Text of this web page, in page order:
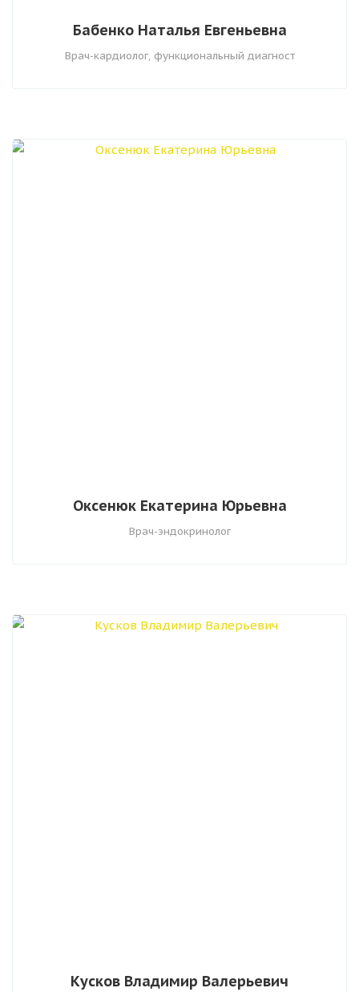
Бабенко Наталья Евгеньевна
Врач-кардиолог, функциональный диагност
Оксенюк Екатерина Юрьевна
Врач-эндокринолог
Кусков Владимир Валерьевич